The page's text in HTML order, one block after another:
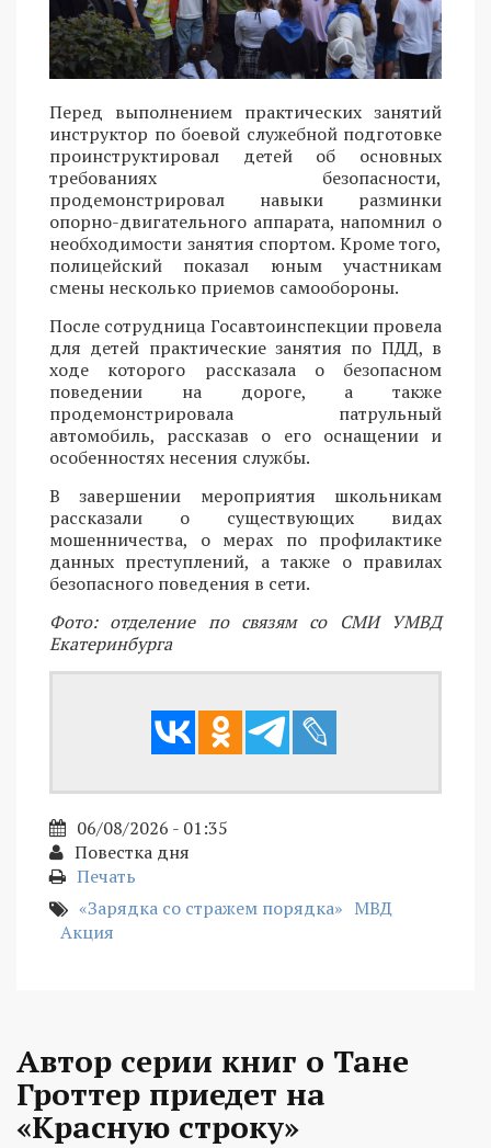
Перед выполнением практических занятий
инструктор по боевой служебной подготовке
проинструктировал детей об основных
требованиях безопасности,
продемонстрировал навыки разминки
опорно-двигательного аппарата, напомнил о
необходимости занятия спортом. Кроме того,
полицейский показал юным участникам
смены несколько приемов самообороны.
После сотрудница Госавтоинспекции провела
для детей практические занятия по ПДД, в
ходе которого рассказала о безопасном
поведении на дороге, а также
продемонстрировала патрульный
автомобиль, рассказав о его оснащении и
особенностях несения службы.
В завершении мероприятия школьникам
рассказали о существующих видах
мошенничества, о мерах по профилактике
данных преступлений, а также о правилах
безопасного поведения в сети.
Фото: отделение по связям со СМИ УМВД
Екатеринбурга
06/08/2026 - 01:35
Повестка дня
Печать
«Зарядка со стражем порядка» МВД
Акция
Автор серии книг о Тане
Гроттер приедет на
«Красную строку»